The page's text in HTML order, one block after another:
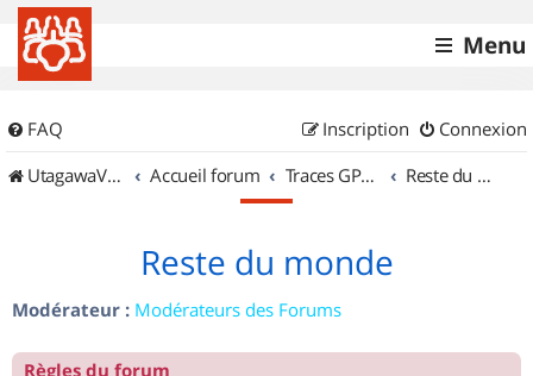
Menu
FAQ Connexion
Inscription
UtagawaVTT (Randos VTT et VTTAE avec traces GPS)
Accueil forum Traces GPS de randos VTT Reste du monde
Reste du monde
Modérateur : Modérateurs des Forums
Règles du forum